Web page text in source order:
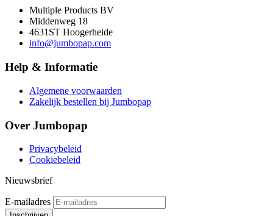
Multiple Products BV
Middenweg 18
4631ST Hoogerheide
info@jumbopap.com
Help & Informatie
Algemene voorwaarden
Zakelijk bestellen bij Jumbopap
Over Jumbopap
Privacybeleid
Cookiebeleid
Nieuwsbrief
E-mailadres